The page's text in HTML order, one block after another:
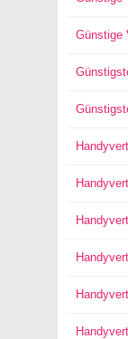
Günstige